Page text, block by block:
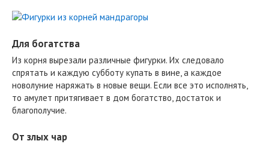
Для богатства
Из корня вырезали различные фигурки. Их следовало
спрятать и каждую субботу купать в вине, а каждое
новолуние наряжать в новые вещи. Если все это исполнять,
то амулет притягивает в дом богатство, достаток и
благополучие.
От злых чар